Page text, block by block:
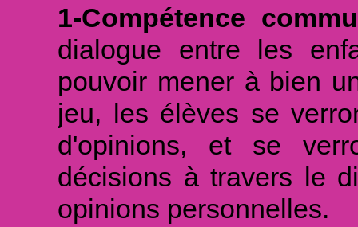
1-Compétence
dialogue entre les
pouvoir mener à bien
jeu, les élèves se
d'opinions, et se
décisions à travers le
opinions personnelles.
ludique à la hauteur de